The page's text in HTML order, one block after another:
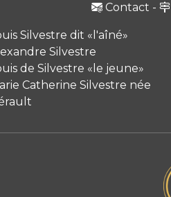
Contact -
Silvestre dit «l'aîné»
Silvestre
de Silvestre «le jeune»
Catherine Silvestre née